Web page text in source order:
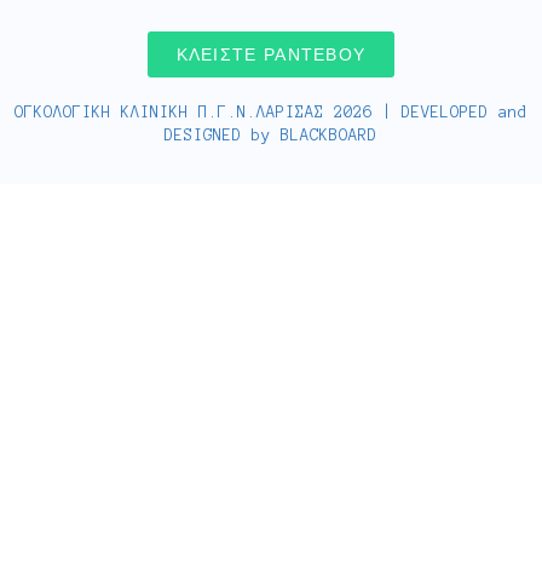
ΚΛΕΙΣΤΕ ΡΑΝΤΕΒΟΥ
ΟΓΚΟΛΟΓΙΚΗ ΚΛΙΝΙΚΗ Π.Γ.Ν.ΛΑΡΙΣΑΣ 2026 | DEVELOPED and
DESIGNED by BLACKBOARD